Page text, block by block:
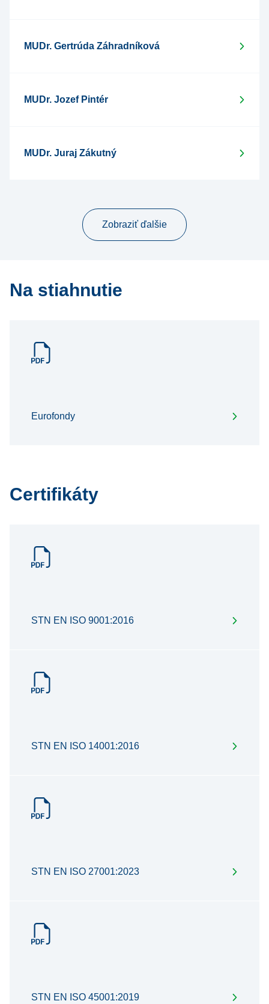
MUDr. Gertrúda Záhradníková
MUDr. Jozef Pintér
MUDr. Juraj Zákutný
Zobraziť ďalšie
Na stiahnutie
Eurofondy
Certifikáty
STN EN ISO 9001:2016
STN EN ISO 14001:2016
STN EN ISO 27001:2023
STN EN ISO 45001:2019